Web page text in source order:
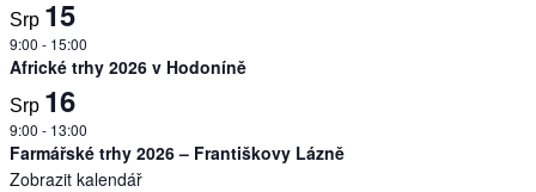
Srp 15
9:00 - 15:00
Africké trhy 2026 v Hodoníně
Srp 16
9:00 - 13:00
Farmářské trhy 2026 – Františkovy Lázně
Zobrazit kalendář